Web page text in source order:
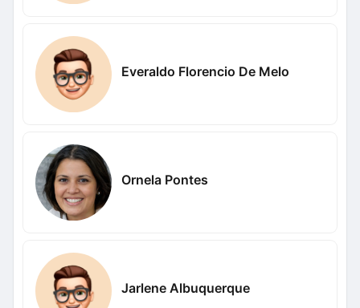
Everaldo Florencio De Melo
Ornela Pontes
Jarlene Albuquerque